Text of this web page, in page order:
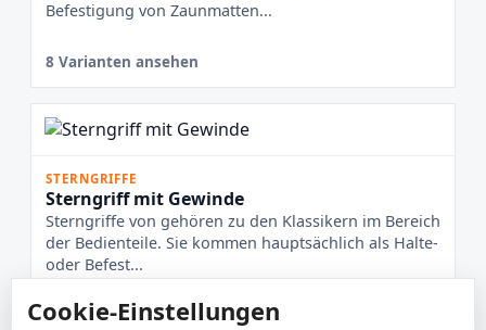
Befestigung von Zaunmatten...
8 Varianten ansehen
STERNGRIFFE
Sterngriff mit Gewinde
Sterngriffe von gehören zu den Klassikern im Bereich
der Bedienteile. Sie kommen hauptsächlich als Halte-
oder Befest...
8 Varianten ansehen
Cookie-Einstellungen